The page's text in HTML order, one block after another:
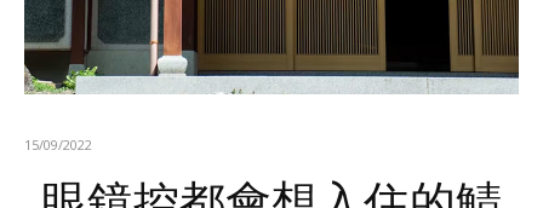
15/09/2022